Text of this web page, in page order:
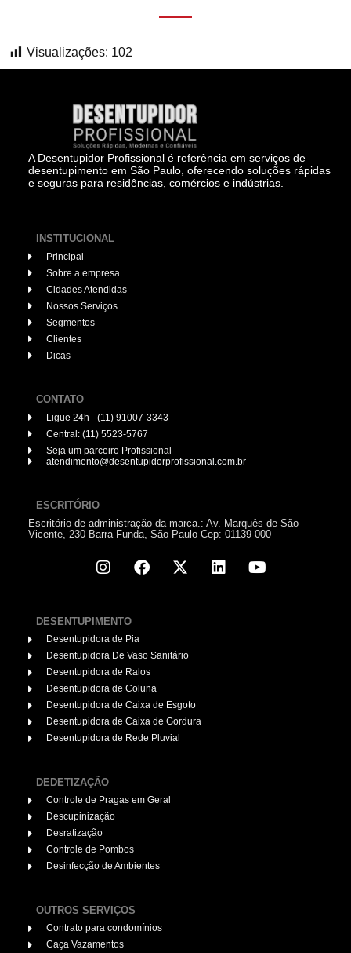
Visualizações: 102
A Desentupidor Profissional é referência em serviços de
desentupimento em São Paulo, oferecendo soluções rápidas
e seguras para residências, comércios e indústrias.
INSTITUCIONAL
Principal
Sobre a empresa
Cidades Atendidas
Nossos Serviços
Segmentos
Clientes
Dicas
CONTATO
Ligue 24h - (11) 91007-3343
Central: (11) 5523-5767
Seja um parceiro Profissional
atendimento@desentupidorprofissional.com.br
ESCRITÓRIO
Escritório de administração da marca.: Av. Marquês de São
Vicente, 230 Barra Funda, São Paulo Cep: 01139-000
DESENTUPIMENTO
Desentupidora de Pia
Desentupidora De Vaso Sanitário
Desentupidora de Ralos
Desentupidora de Coluna
Desentupidora de Caixa de Esgoto
Desentupidora de Caixa de Gordura
Desentupidora de Rede Pluvial
DEDETIZAÇÃO
Controle de Pragas em Geral
Descupinização
Desratização
Controle de Pombos
Desinfecção de Ambientes
OUTROS SERVIÇOS
Contrato para condomínios
Caça Vazamentos